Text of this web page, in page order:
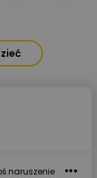
naruszenie